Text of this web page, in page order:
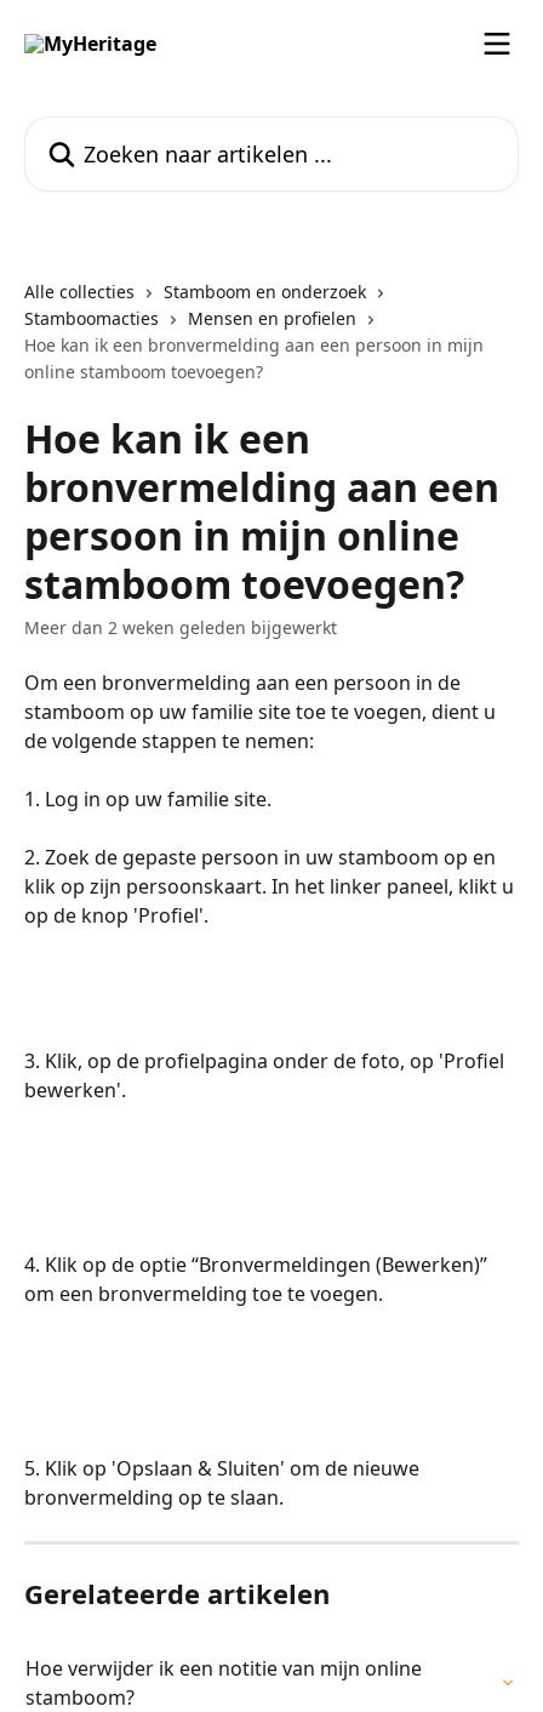
Alle collecties
Stamboom en onderzoek
Stamboomacties
Mensen en profielen
Hoe kan ik een bronvermelding aan een persoon in mijn
online stamboom toevoegen?
Hoe kan ik een
bronvermelding aan een
persoon in mijn online
stamboom toevoegen?
Meer dan 2 weken geleden bijgewerkt
Om een bronvermelding aan een persoon in de
stamboom op uw familie site toe te voegen, dient u
de volgende stappen te nemen:
​​​​​​​​1. Log in op uw familie site.​
​​​​​​​​2. Zoek de gepaste persoon in uw stamboom op en
klik op zijn persoonskaart. In het linker paneel, klikt u
op de knop 'Profiel'.
3. Klik, op de profielpagina onder de foto, op 'Profiel
bewerken'.
4. Klik op de optie “Bronvermeldingen (Bewerken)”
om een bronvermelding toe te voegen.
5. Klik op 'Opslaan & Sluiten' om de nieuwe
bronvermelding op te slaan.
Gerelateerde artikelen
Hoe verwijder ik een notitie van mijn online
stamboom?